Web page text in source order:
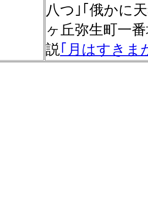
八つ｣｢俄かに
ヶ丘弥生町一
説｢月はすきま